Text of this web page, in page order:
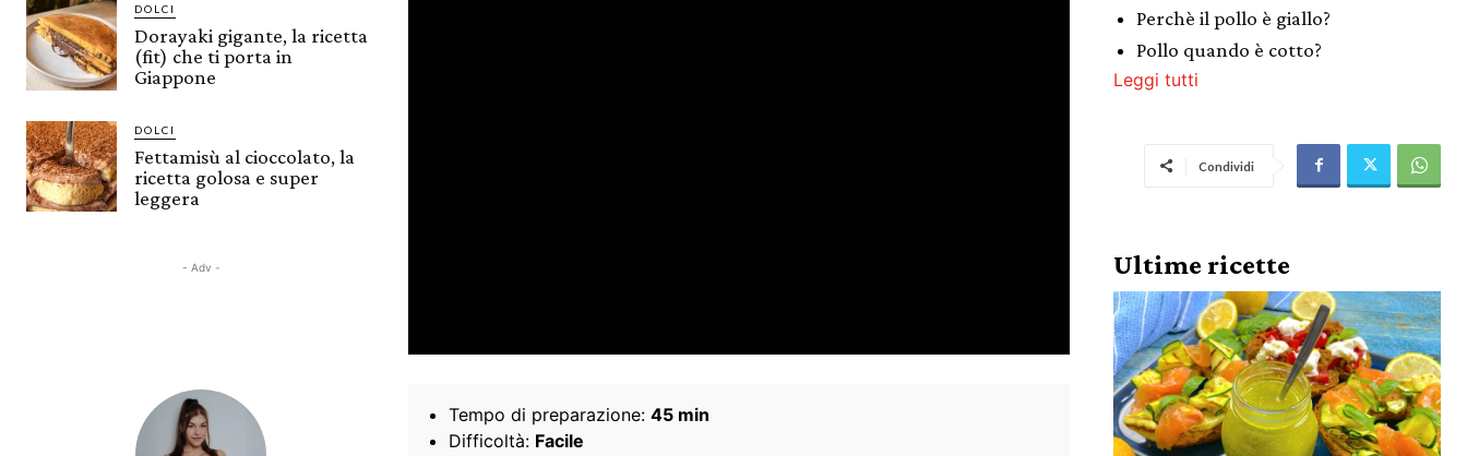
DOLCI
Dorayaki gigante, la ricetta
(fit) che ti porta in
Giappone
DOLCI
Fettamisù al cioccolato, la
ricetta golosa e super
leggera
- Adv -
Tempo di preparazione: 45 min
Difficoltà: Facile
Perchè il pollo è giallo?
Pollo quando è cotto?
Leggi tutti
Condividi
Ultime ricette